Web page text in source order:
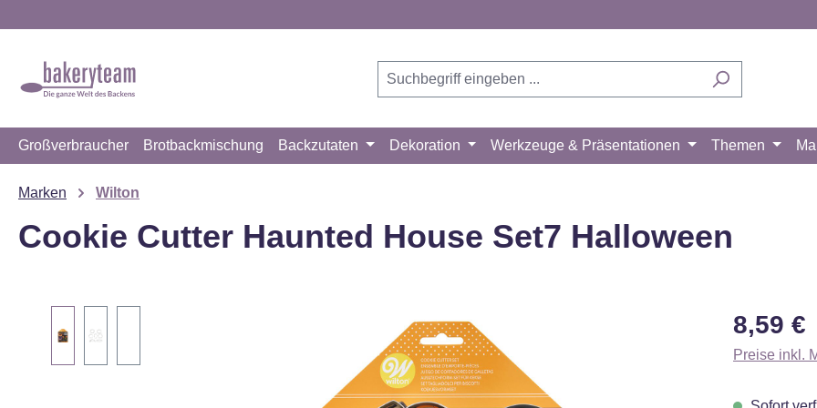
Großverbraucher Brotbackmischung Backzutaten Dekoration Werkzeuge & Präsentationen Themen
Marken Wilton
Cookie Cutter Haunted House Set7 Halloween
Regulärer
8,59 €
Preise inkl.